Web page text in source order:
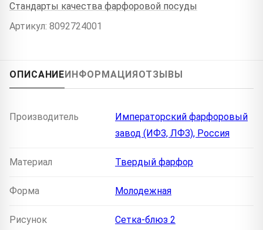
Стандарты качества фарфоровой посуды
Артикул: 8092724001
ОПИСАНИЕИНФОРМАЦИЯОТЗЫВЫ
Производитель
Императорский фарфоровый
завод (ИФЗ, ЛФЗ), Россия
Материал Твердый фарфор
Форма Молодежная
Рисунок Сетка-блюз 2